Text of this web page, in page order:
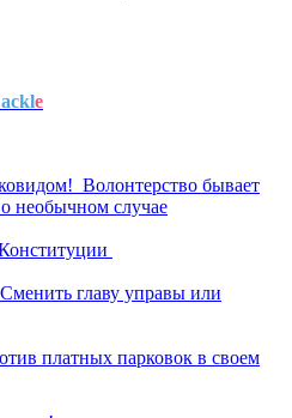
e
Волонтерство бывает
необычном случае
главу управы или
платных парковок в своем